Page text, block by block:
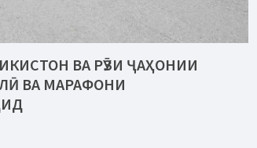
ВА РӮЗИ ҶАҲОНИИ
ВА МАРАФОНИ